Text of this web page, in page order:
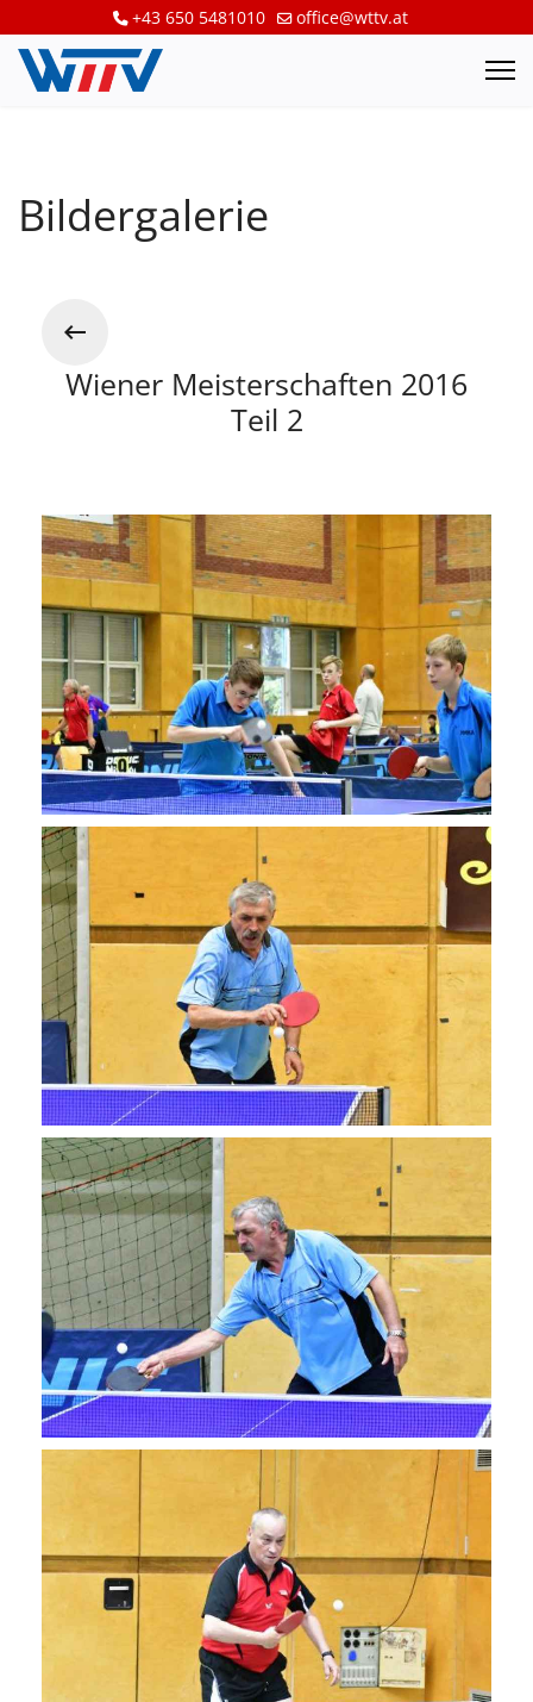
+43 650 5481010 office@wttv.at
Bildergalerie
Wiener Meisterschaften 2016
Teil 2